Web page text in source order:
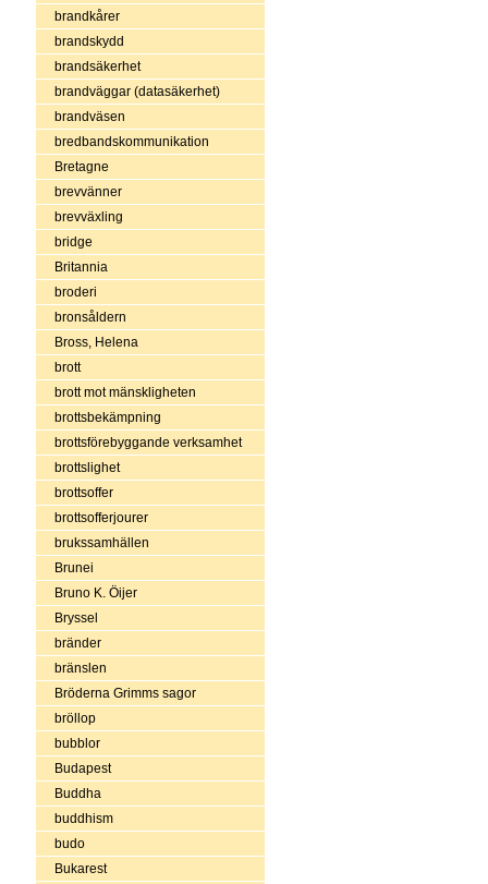
brandkårer
brandskydd
brandsäkerhet
brandväggar (datasäkerhet)
brandväsen
bredbandskommunikation
Bretagne
brevvänner
brevväxling
bridge
Britannia
broderi
bronsåldern
Bross, Helena
brott
brott mot mänskligheten
brottsbekämpning
brottsförebyggande verksamhet
brottslighet
brottsoffer
brottsofferjourer
brukssamhällen
Brunei
Bruno K. Öijer
Bryssel
bränder
bränslen
Bröderna Grimms sagor
bröllop
bubblor
Budapest
Buddha
buddhism
budo
Bukarest